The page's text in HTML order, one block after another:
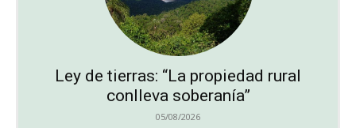
Ley de tierras: “La propiedad rural
conlleva soberanía”
05/08/2026